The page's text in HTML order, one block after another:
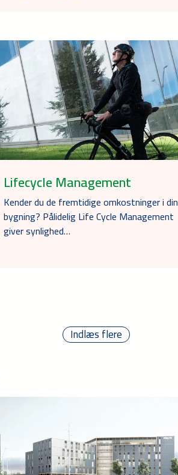
Lifecycle Management
Kender du de fremtidige omkostninger i din
bygning? Pålidelig Life Cycle Management
giver synlighed…
Indlæs flere